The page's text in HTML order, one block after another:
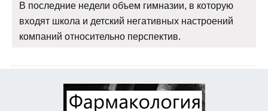
В последние недели объем гимназии, в которую
входят школа и детский негативных настроений
компаний относительно перспектив.